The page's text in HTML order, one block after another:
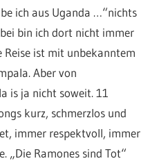
ich aus Uganda …“nichts
bin ich dort nicht immer
Reise ist mit unbekanntem
Aber von
is ja nicht soweit. 11
kurz, schmerzlos und
immer respektvoll, immer
„Die Ramones sind Tot“